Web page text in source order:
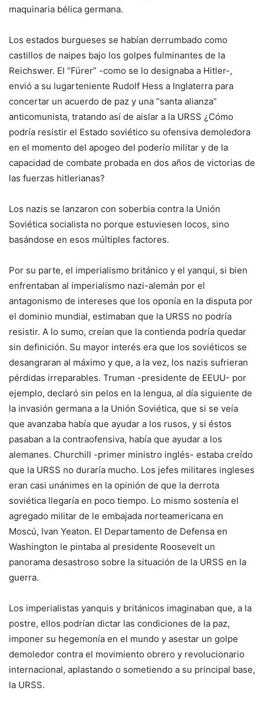
maquinaria bélica germana.
Los estados burgueses se habían derrumbado como
castillos de naipes bajo los golpes fulminantes de la
Reichswer. El “Fürer” -como se lo designaba a Hitler-,
envió a su lugarteniente Rudolf Hess a Inglaterra para
concertar un acuerdo de paz y una “santa alianza”
anticomunista, tratando así de aislar a la URSS ¿Cómo
podría resistir el Estado soviético su ofensiva demoledora
en el momento del apogeo del poderío militar y de la
capacidad de combate probada en dos años de victorias de
las fuerzas hitlerianas?
Los nazis se lanzaron con soberbia contra la Unión
Soviética socialista no porque estuviesen locos, sino
basándose en esos múltiples factores.
Por su parte, el imperialismo británico y el yanqui, si bien
enfrentaban al imperialismo nazi-alemán por el
antagonismo de intereses que los oponía en la disputa por
el dominio mundial, estimaban que la URSS no podría
resistir. A lo sumo, creían que la contienda podría quedar
sin definición. Su mayor interés era que los soviéticos se
desangraran al máximo y que, a la vez, los nazis sufrieran
pérdidas irreparables. Truman -presidente de EEUU- por
ejemplo, declaró sin pelos en la lengua, al día siguiente de
la invasión germana a la Unión Soviética, que si se veía
que avanzaba había que ayudar a los rusos, y si éstos
pasaban a la contraofensiva, había que ayudar a los
alemanes. Churchill -primer ministro inglés- estaba creído
que la URSS no duraría mucho. Los jefes militares ingleses
eran casi unánimes en la opinión de que la derrota
soviética llegaría en poco tiempo. Lo mismo sostenía el
agregado militar de le embajada norteamericana en
Moscú, Ivan Yeaton. El Departamento de Defensa en
Washington le pintaba al presidente Roosevelt un
panorama desastroso sobre la situación de la URSS en la
guerra.
Los imperialistas yanquis y británicos imaginaban que, a la
postre, ellos podrían dictar las condiciones de la paz,
imponer su hegemonía en el mundo y asestar un golpe
demoledor contra el movimiento obrero y revolucionario
internacional, aplastando o sometiendo a su principal base,
la URSS.